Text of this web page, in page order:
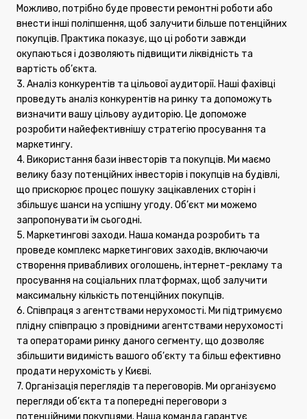
Можливо, потрібно буде провести ремонтні роботи або
внести інші поліпшення, щоб залучити більше потенційних
покупців. Практика показує, що ці роботи завжди
окупаються і дозволяють підвищити ліквідність та
вартість об’єкта.
3. Аналіз конкурентів та цільової аудиторії. Наші фахівці
проведуть аналіз конкурентів на ринку та допоможуть
визначити вашу цільову аудиторію. Це допоможе
розробити найефективнішу стратегію просування та
маркетингу.
4. Використання бази інвесторів та покупців. Ми маємо
велику базу потенційних інвесторів і покупців на будівлі,
що прискорює процес пошуку зацікавлених сторін і
збільшує шанси на успішну угоду. Об’єкт ми можемо
запропонувати їм сьогодні.
5. Маркетингові заходи. Наша команда розробить та
проведе комплекс маркетингових заходів, включаючи
створення привабливих оголошень, інтернет-рекламу та
просування на соціальних платформах, щоб залучити
максимальну кількість потенційних покупців.
6. Співпраця з агентствами нерухомості. Ми підтримуємо
плідну співпрацю з провідними агентствами нерухомості
та операторами ринку даного сегменту, що дозволяє
збільшити видимість вашого об’єкту та більш ефективно
продати нерухомість у Києві.
7. Організація переглядів та переговорів. Ми організуємо
перегляди об’єкта та попередні переговори з
потенційними покупцями. Наша команда гарантує